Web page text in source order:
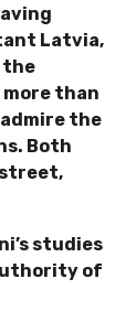
Latvia,
the
more than
the
Both
studies
of